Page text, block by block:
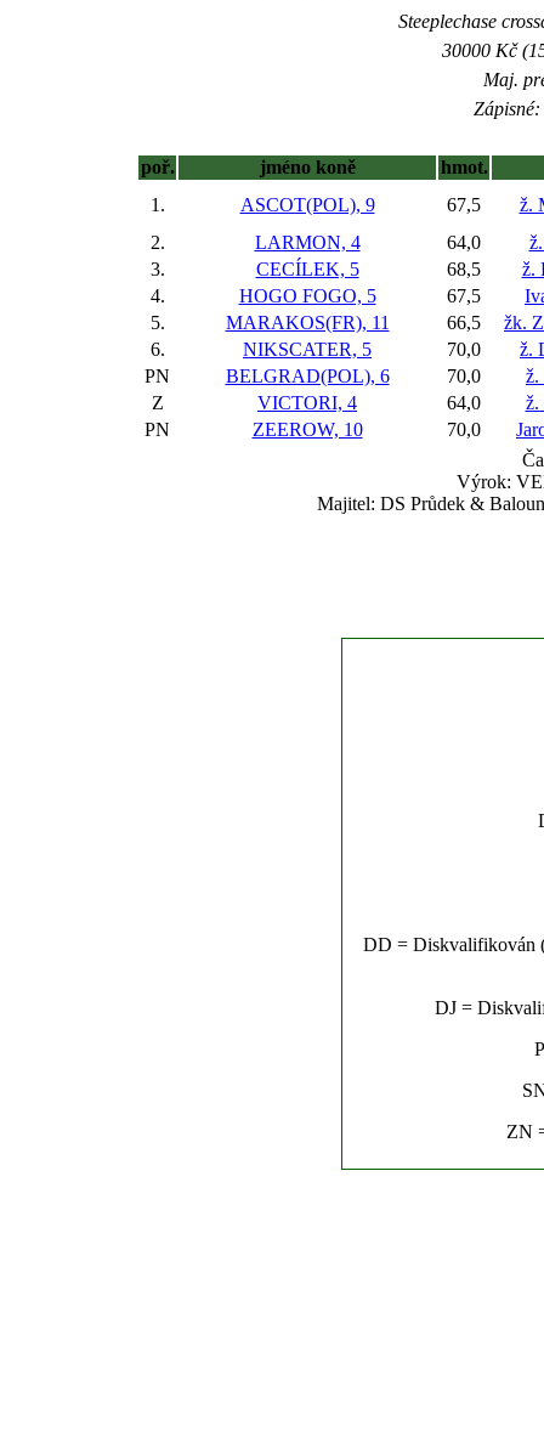
Steeplechase
30000 Kč
Maj.
poř. jméno koně
hmot.
1.
ASCOT(POL), 9 67,5
ž.
2.
LARMON, 4 64,0
3.
CECÍLEK, 5 68,5
ž.
4.
HOGO FOGO, 5 67,5
5.
MARAKOS(FR), 11 66,5
žk.
6.
NIKSCATER, 5 70,0
ž.
PN
BELGRAD(POL), 6 70,0
ž.
Z
VICTORI, 4 64,0
ž.
PN
ZEEROW, 10 70,0
Výrok:
Majitel: DS Průdek &
DD = Diskvalifikován
DJ =
ZN